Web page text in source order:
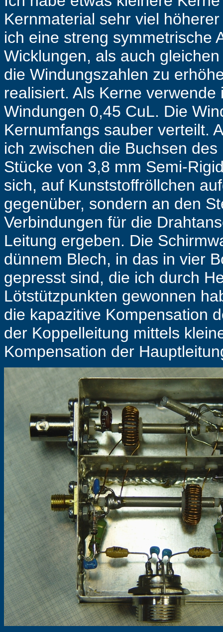
Kernmaterial sehr viel
ich eine streng symmetrische
Wicklungen, als auch
die Windungszahlen zu
realisiert. Als Kerne
Windungen 0,45 CuL. Die
Kernumfangs sauber verteilt.
ich zwischen die Buchsen
Stücke von 3,8 mm Semi-
sich, auf Kunststoffröllchen
gegenüber, sondern an den
Verbindungen für die
Leitung ergeben. Die
dünnem Blech, in das in vier
gepresst sind, die ich durch
Lötstützpunkten gewonnen
die kapazitive Kompensation
der Koppelleitung mittels
Kompensation der